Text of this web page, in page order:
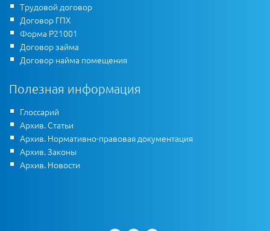
Трудовой договор
Договор ГПХ
Форма Р21001
Договор займа
Договор найма помещения
Полезная информация
Глоссарий
Архив. Статьи
Архив. Нормативно-правовая документация
Архив. Законы
Архив. Новости